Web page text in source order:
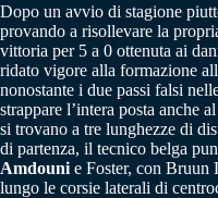
Dopo un avvio di stagione
provando a risollevare la
vittoria per 5 a 0 ottenuta ai
ridato vigore alla formazione
nonostante i due passi falsi
strappare l’intera posta anche
si trovano a tre lunghezze di
di partenza, il tecnico belga
Amdouni e Foster, con Bruun
lungo le corsie laterali di